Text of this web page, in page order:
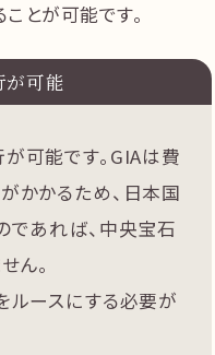
とが可能です。
が可能
可能です。GIAは費
かかるため、日本国
であれば、中央宝石
ん。
ルースにする必要が